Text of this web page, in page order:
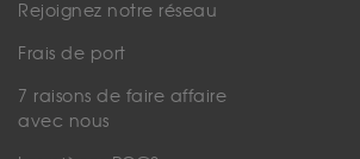
Rejoignez notre réseau
Frais de port
7 raisons de faire affaire
avec nous